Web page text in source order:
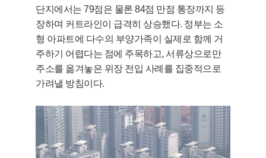
단지에서는 79점은 물론 84점 만점 통장까지 등
장하며 커트라인이 급격히 상승했다. 정부는 소
형 아파트에 다수의 부양가족이 실제로 함께 거
주하기 어렵다는 점에 주목하고, 서류상으로만
주소를 옮겨놓은 위장 전입 사례를 집중적으로
가려낼 방침이다.